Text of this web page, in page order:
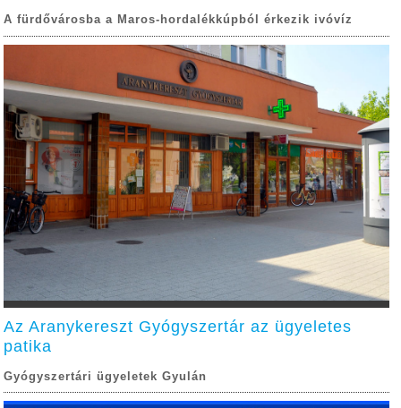
A fürdővárosba a Maros-hordalékkúpból érkezik ivóvíz
Az Aranykereszt Gyógyszertár az ügyeletes
patika
Gyógyszertári ügyeletek Gyulán